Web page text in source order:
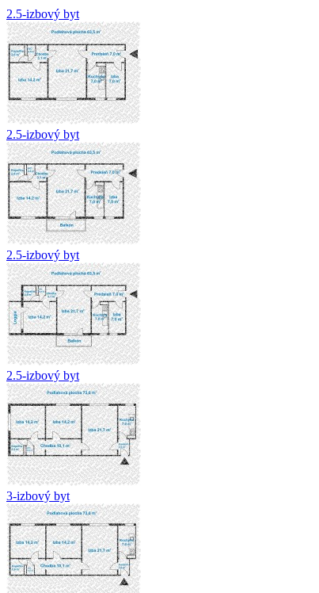
2.5-izbový byt
2.5-izbový byt
2.5-izbový byt
2.5-izbový byt
3-izbový byt